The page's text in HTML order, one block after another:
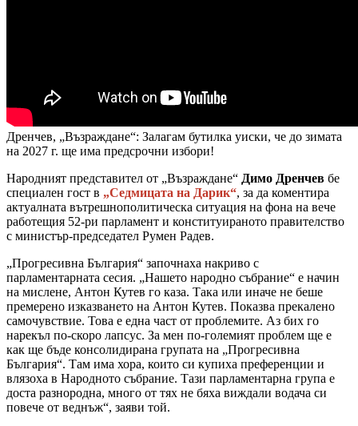
Дренчев, „Възраждане“: Залагам бутилка уиски, че до зимата
на 2027 г. ще има предсрочни избори!
Народният представител от „Възраждане“ Димо Дренчев бе
специален гост в „Седмицата на Дарик“, за да коментира
актуалната вътрешнополитическа ситуация на фона на вече
работещия 52-ри парламент и конституираното правителство
с министър-председател Румен Радев.
„Прогресивна България“ започнаха накриво с
парламентарната сесия. „Нашето народно събрание“ е начин
на мислене, Антон Кутев го каза. Така или иначе не беше
премерено изказването на Антон Кутев. Показва прекалено
самочувствие. Това е една част от проблемите. Аз бих го
нарекъл по-скоро лапсус. За мен по-големият проблем ще е
как ще бъде консолидирана групата на „Прогресивна
България“. Там има хора, които си купиха преференции и
влязоха в Народното събрание. Тази парламентарна група е
доста разнородна, много от тях не бяха виждали водача си
повече от веднъж“, заяви той.